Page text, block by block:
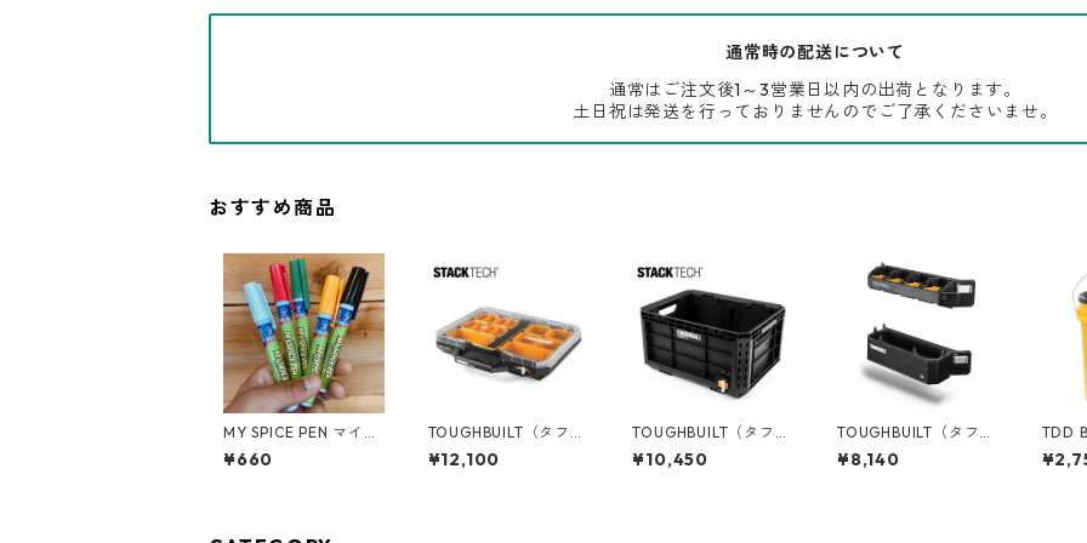
通常時の配送について
通常はご注文後1～3営業日以内の出荷となります。
土日祝は発送を行っておりませんのでご了承くださいませ。
おすすめ商品
MY SPICE PEN マイス
パイスペン 携帯用 ペ
ン型調味料ケース MY-
¥660
TOUGHBUILT（タフビ
ルト）STACK TECH(ス
タックテック) オーガ
¥12,100
TOUGHBUILT（タフビ
ルト）STACK TECH(ス
タックテック) クレー
¥10,450
TOUGHBUILT（タフビ
ルト）STACK TECH(ス
タックテック) マルチ
¥8,140
TDD
ケッ
[コン